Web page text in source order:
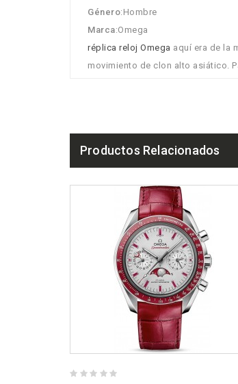
Género:Hombre
Marca:Omega
réplica reloj Omega aquí era de la
movimiento de clon alto asiático.
Productos Relacionados